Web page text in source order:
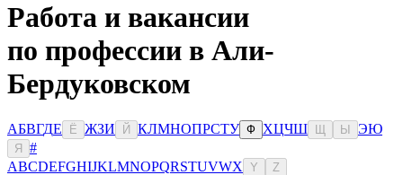
Работа и вакансии
по профессии в Али-
Бердуковском
АБВГДЕ Ё ЖЗИ Й КЛМНОПРСТУ Ф ХЦЧШ Ы ЭЮ
Я
#
ABCDEFGHIJKLMNOPQRSTUVWX Y Z